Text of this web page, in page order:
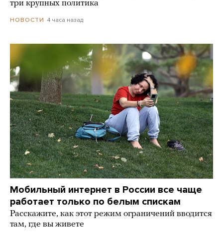
три крупных политика
НОВОСТИ 4 часа назад
Мобильный интернет в России все чаще
работает только по белым спискам
Расскажите, как этот режим ограничений вводится
там, где вы живете